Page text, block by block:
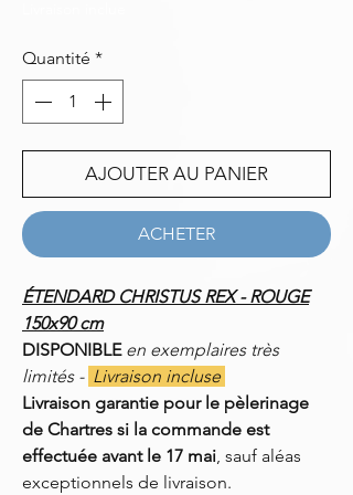
Quantité *
AJOUTER AU PANIER
ACHETER
ÉTENDARD CHRISTUS REX - ROUGE
150x90 cm
DISPONIBLE en exemplaires très
limités - Livraison incluse
Livraison garantie pour le pèlerinage
de Chartres si la commande est
effectuée avant le 17 mai, sauf aléas
exceptionnels de livraison.